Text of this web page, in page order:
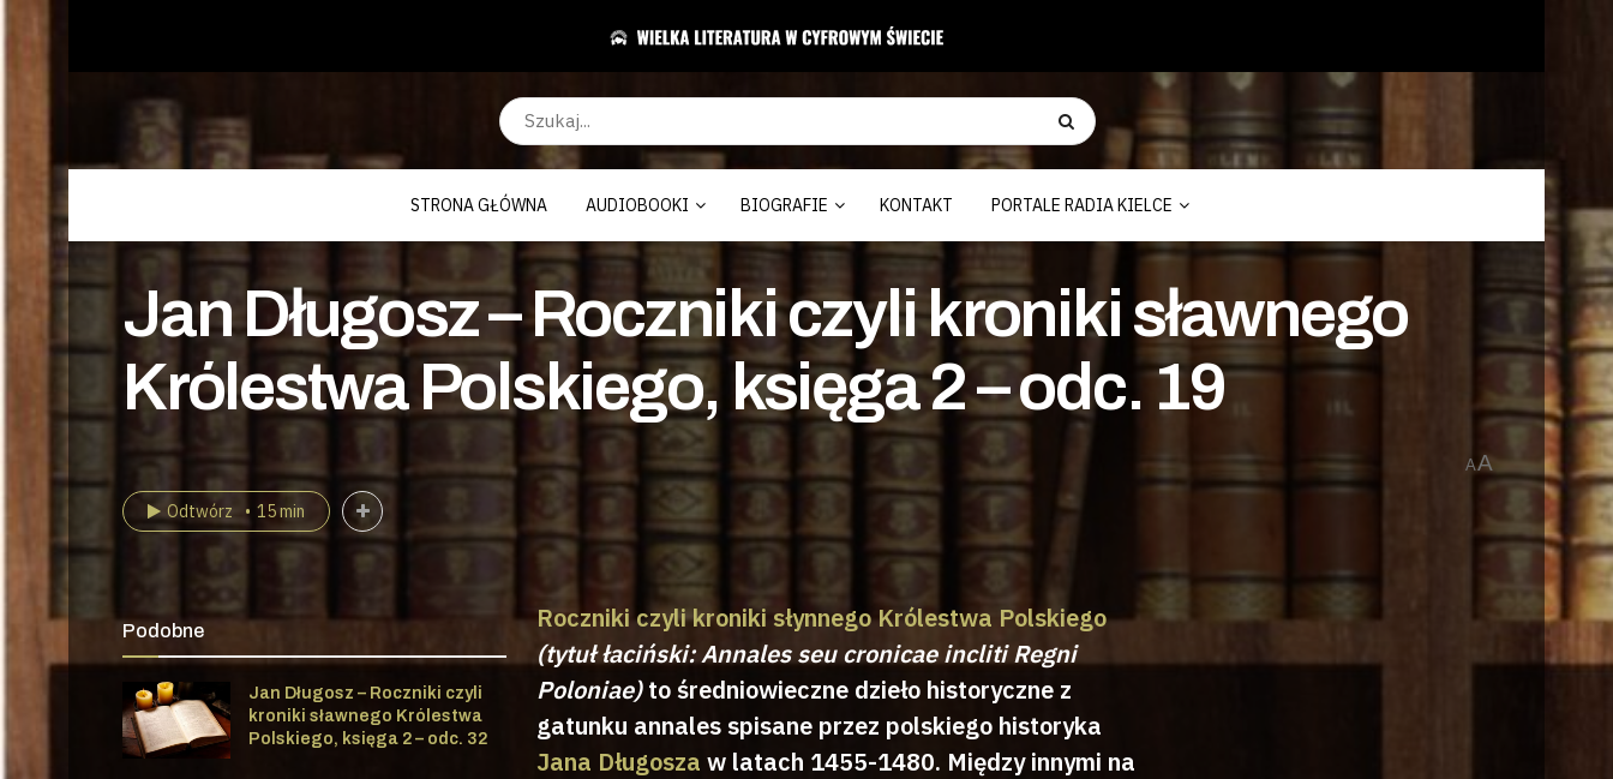
STRONA GŁÓWNA AUDIOBOOKI BIOGRAFIE KONTAKT PORTALE RADIA KIELCE
Jan Długosz – Roczniki czyli kroniki sławnego
Królestwa Polskiego, księga 2 – odc. 19
AA
Odtwórz 15 min
Podobne
Jan Długosz – Roczniki czyli
kroniki sławnego Królestwa
Polskiego, księga 2 – odc. 32
Roczniki czyli kroniki słynnego Królestwa Polskiego
(tytuł łaciński: Annales seu cronicae incliti Regni
Poloniae)to średniowieczne dzieło historyczne z
gatunku annales spisane przez polskiego historyka
Jana Długosza w latach 1455-1480. Między innymi na